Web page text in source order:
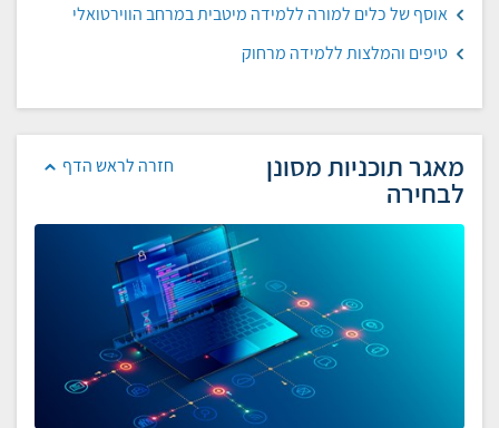
אוסף של כלים למורה ללמידה מיטבית במרחב הווירטואלי
טיפים והמלצות ללמידה מרחוק
חזרה לראש הדף מאגר תוכניות מסונן
לבחירה